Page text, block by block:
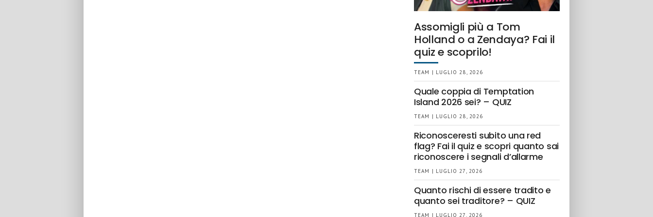
Assomigli più a Tom
Holland o a Zendaya? Fai il
quiz e scoprilo!
TEAM | LUGLIO 28, 2026
Quale coppia di Temptation
Island 2026 sei? – QUIZ
TEAM | LUGLIO 28, 2026
Riconosceresti subito una red
flag? Fai il quiz e scopri quanto sai
riconoscere i segnali d’allarme
TEAM | LUGLIO 27, 2026
Quanto rischi di essere tradito e
quanto sei traditore? – QUIZ
TEAM | LUGLIO 27, 2026